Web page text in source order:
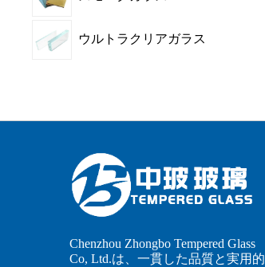
ウルトラクリアガラス
Chenzhou Zhongbo Tempered Glass
Co, Ltd.は、一貫した品質と実用的